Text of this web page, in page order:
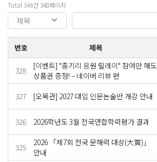
Total 348건 348페이지
번호 제목
328
[이벤트] "종기리 응원 릴레이" 참여만 해도
상품권 증정! – 네이버 리뷰 편
327 [오목관] 2027 대입 인문논술반 개강 안내
326 2026학년도 3월 전국연합학력평가 결과
325
2026 「제7회 전국 문해력 대상(大賞)」
안내